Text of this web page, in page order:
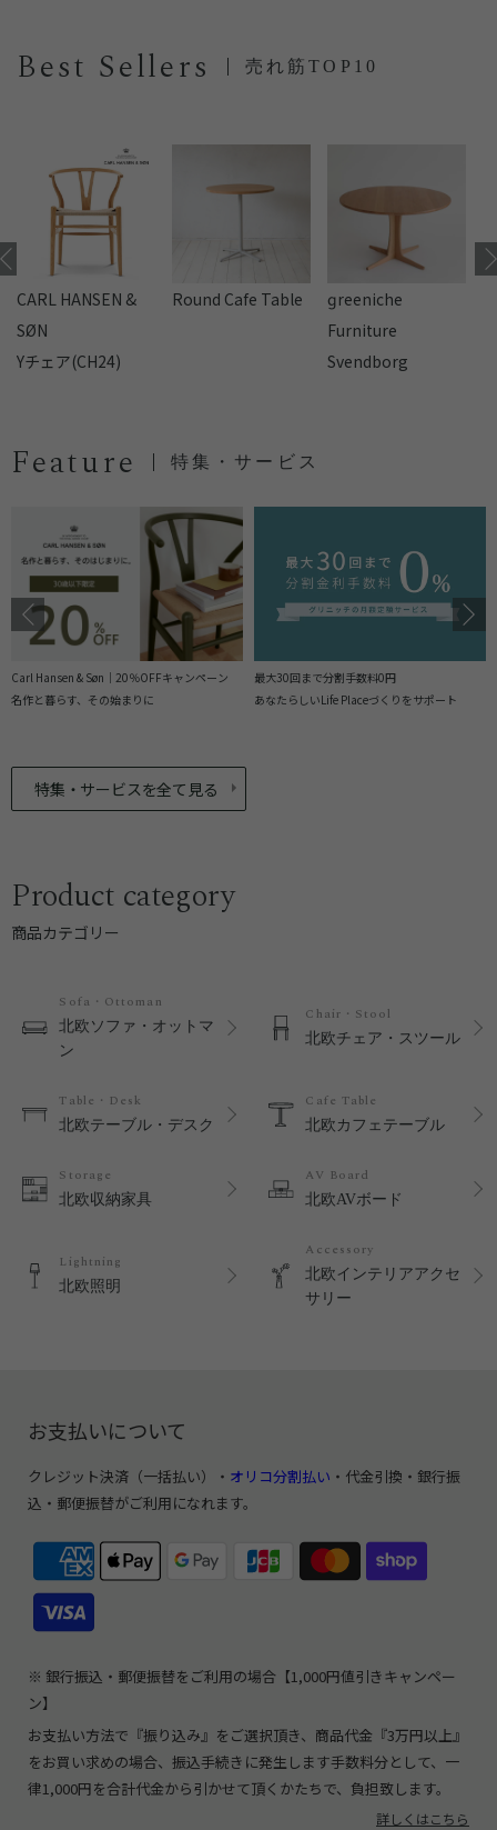
Best Sellers 売れ筋TOP10
CARL HANSEN &
SØN
Yチェア(CH24)
Round Cafe Table
reeniche
Furniture
Svendborg
Feature 特集・サービス
Carl Hansen & Søn｜20％OFFキャンペーン
名作と暮らす、その始まりに
最大30回まで分割手数料0円
あなたらしいLife Placeづくりをサポート
特集・サービスを全て見る
Product category
商品カテゴリー
Sofa・Ottoman
北欧ソファ・オットマ
ン
Chair・Stool
北欧チェア・スツール
Table・Desk
北欧テーブル・デスク
Cafe Table
北欧カフェテーブル
Storage
北欧収納家具
AV Board
北欧AVボード
Lightning
北欧照明
Accessory
北欧インテリアアクセ
サリー
お支払いについて
クレジット決済（一括払い）・ オリコ分割払い ・代金引換・銀行振
込・郵便振替がご利用になれます。
※ 銀行振込・郵便振替をご利用の場合【1,000円値引きキャンペー
ン】
お支払い方法で『振り込み』をご選択頂き、商品代金『3万円以上』
をお買い求めの場合、振込手続きに発生します手数料分として、一
律1,000円を合計代金から引かせて頂くかたちで、負担致します。
詳しくはこちら